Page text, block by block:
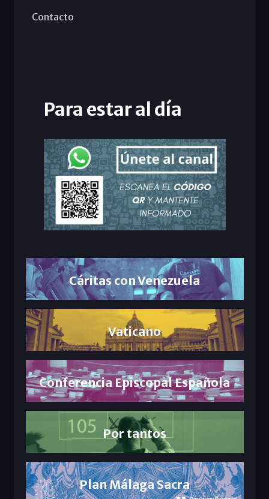
Contacto
Para estar al día
Cáritas con Venezuela
Vaticano
Conferencia Episcopal Española
Por tantos
Plan Málaga Sacra